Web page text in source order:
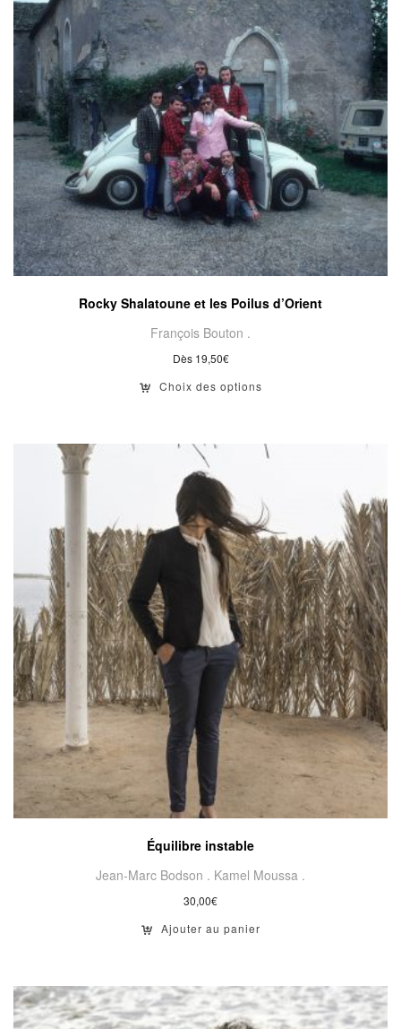
Rocky Shalatoune et les Poilus d’Orient
François Bouton .
Dès 19,50€
Choix des options
Équilibre instable
Jean-Marc Bodson . Kamel Moussa .
30,00€
Ajouter au panier